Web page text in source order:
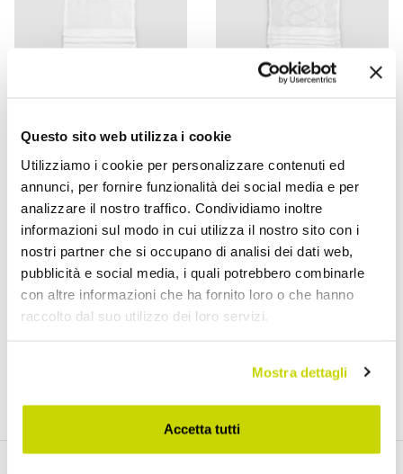
Questo sito web utilizza i cookie
Utilizziamo i cookie per personalizzare contenuti ed
annunci, per fornire funzionalità dei social media e per
analizzare il nostro traffico. Condividiamo inoltre
informazioni sul modo in cui utilizza il nostro sito con i
nostri partner che si occupano di analisi dei dati web,
pubblicità e social media, i quali potrebbero combinarle
con altre informazioni che ha fornito loro o che hanno
raccolto dal suo utilizzo dei loro servizi.
Mostra dettagli
Accetta tutti
VIADURINI TEXTILE
Runner in Lino con Pizzo
Bianco da Tavolo Qualità
di Lusso Italiana - Farnese
€ 124,00 € 155,00 - 20%
VIADURINI TEXTILE
Runner per Tavolo 100%
Lino con Ricamo Design di
Lusso Italiano - Giuggiolo
€ 240,00 € 300,00 - 20%